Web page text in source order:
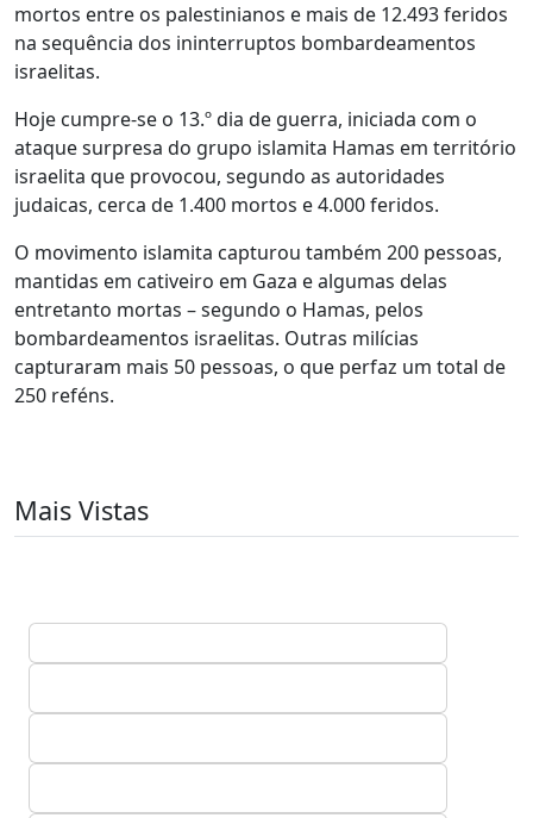
mortos entre os palestinianos e mais de 12.493 feridos
na sequência dos ininterruptos bombardeamentos
israelitas.
Hoje cumpre-se o 13.º dia de guerra, iniciada com o
ataque surpresa do grupo islamita Hamas em território
israelita que provocou, segundo as autoridades
judaicas, cerca de 1.400 mortos e 4.000 feridos.
O movimento islamita capturou também 200 pessoas,
mantidas em cativeiro em Gaza e algumas delas
entretanto mortas – segundo o Hamas, pelos
bombardeamentos israelitas. Outras milícias
capturaram mais 50 pessoas, o que perfaz um total de
250 reféns.
Mais Vistas